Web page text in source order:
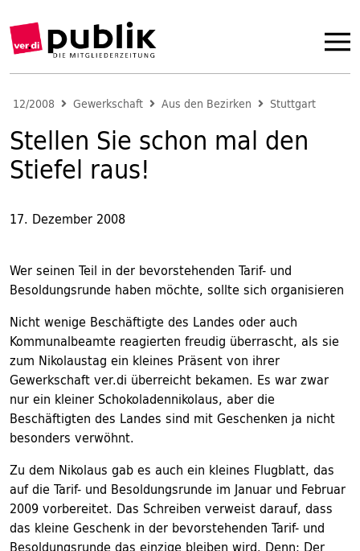
12/2008 Gewerkschaft Aus den Bezirken Stuttgart
Stellen Sie schon mal den
Stiefel raus!
17. Dezember 2008
Wer seinen Teil in der bevorstehenden Tarif- und
Besoldungsrunde haben möchte, sollte sich organisieren
Nicht wenige Beschäftigte des Landes oder auch
Kommunalbeamte reagierten freudig überrascht, als sie
zum Nikolaustag ein kleines Präsent von ihrer
Gewerkschaft ver.di überreicht bekamen. Es war zwar
nur ein kleiner Schokoladennikolaus, aber die
Beschäftigten des Landes sind mit Geschenken ja nicht
besonders verwöhnt.
Zu dem Nikolaus gab es auch ein kleines Flugblatt, das
auf die Tarif- und Besoldungsrunde im Januar und Februar
2009 vorbereitet. Das Schreiben verweist darauf, dass
das kleine Geschenk in der bevorstehenden Tarif- und